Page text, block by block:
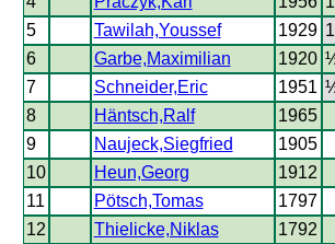
5
Tawilah,Youssef 1929 1
6
Garbe,Maximilian 1920
7
Schneider,Eric 1951
8
Häntsch,Ralf 1965
9
Naujeck,Siegfried 1905
10
Heun,Georg
1912
11
Pötsch,Tomas 1797
12
Thielicke,Niklas
1792